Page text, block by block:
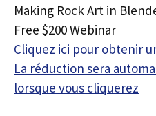
Making Rock Art in
Free $200 Webinar
Cliquez ici pour obtenir
La réduction sera
lorsque vous cliquerez